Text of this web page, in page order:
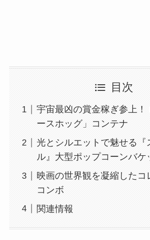
目次
宇宙最凶の賞金稼ぎ参上！
ースホッグ」コンテナ
光とシルエットで魅せる『
ル』大型ポップコーンバケ
映画の世界観を凝縮したコ
コンボ
関連情報